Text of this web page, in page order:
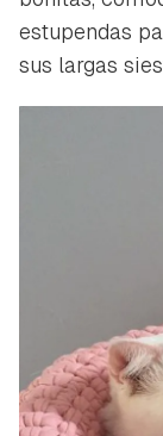
estupendas
sus largas